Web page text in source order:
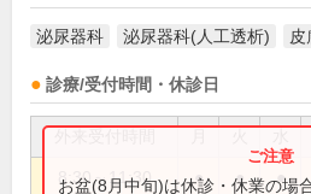
泌尿器科 泌尿器科(人工透析) 皮
診療/受付時間・休診日
8:30～11:30 ● ● ●
お盆(8月中旬)は休診・休業の場